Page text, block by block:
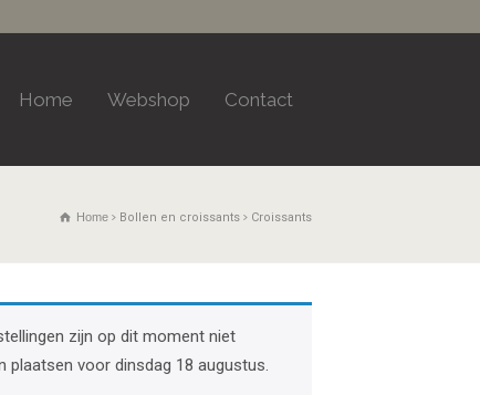
Home Webshop Contact
Home Bollen en croissants Croissants
zijn op dit moment niet
plaatsen voor dinsdag 18 augustus.